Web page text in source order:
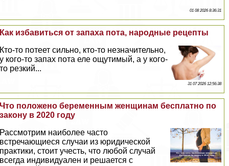
01 08 2026 8:36:31
Как избавиться от запаха пота, народные рецепты
Кто-то потеет сильно, кто-то незначительно,
у кого-то запах пота еле ощутимый, а у кого-
то резкий...
31 07 2026 12:56:38
Что положено беременным женщинам бесплатно по
закону в 2020 году
Рассмотрим наиболее часто
встречающиеся случаи из юридической
пpaктики, стоит учесть, что любой случай
всегда индивидуален и решается с